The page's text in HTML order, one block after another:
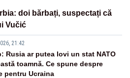
doi bărbați, suspectați că
Vučić
21:42
Rusia ar putea lovi un stat NATO
toamnă. Ce spune despre
pentru Ucraina